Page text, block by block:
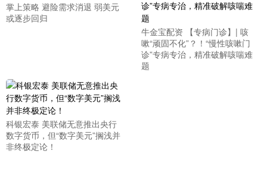
掌上策略 避险需求消退 弱美元
或逐步回归
牛金宝配资 【专病门诊】| 咳
嗽“顽固不化”？！“慢性咳嗽门
诊”专病专治，精准破解咳喘难
题
科银宏泰 美联储无意推出央行
数字货币，但“数字美元”搁浅并
非终极定论！